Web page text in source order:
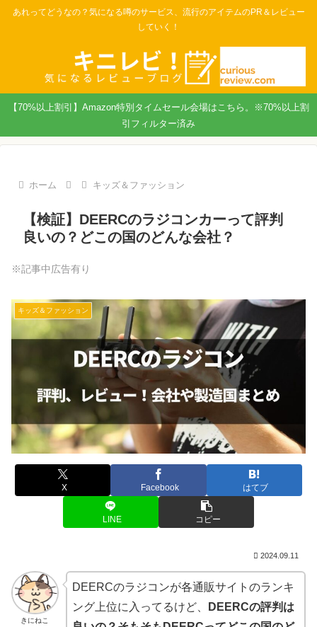
あれってどうなの？気になる噂のサービス、流行のアイテムのPR＆レビュー
していく！
【70%以上割引】Amazon特別タイムセール会場はこちら。※70%以上割
引フィルター済み
ホーム キッズ＆ファッション
【検証】DEERCのラジコンカーって評判
良いの？どこの国のどんな会社？
※記事中広告有り
キッズ＆ファッション
X Facebook はてブ
LINE コピー
2024.09.11
きにねこ
DEERCのラジコンが各通販サイトのランキ
ング上位に入ってるけど、
DEERCの評判は